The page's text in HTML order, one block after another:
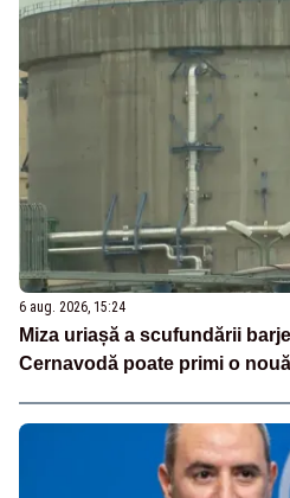
6 aug. 2026, 15:24
Miza uriașă a scufundării
Cernavodă poate primi o